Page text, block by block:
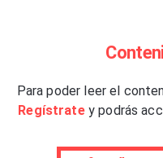
mundo no está
Después se preguntan
Para poder leer el
Regístrate y podrás